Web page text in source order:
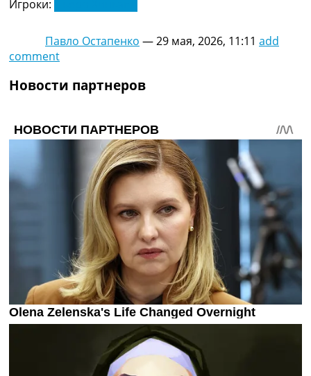
Рейтинги
Коллективный прогноз
Турниры
Украина. Премьер-Лига
Лига Чемпионов
Англия. Премьер Лига
Испания. Ла Лига
Другие Турниры >>>
Таблицы
Таблицы групп Чемпионата Мира
Украина. Премьер-Лига
Украина. Первая Лига
Лига Чемпионов. Таблицы групп
Англия. Премьер-Лига
Испания. Ла Лига
Все таблицы >>>
Рейтинги
Рейтинг стран УЕФА
Рейтинг клубов УЕФА
Рейтинг ФИФА
ТВ программа
Игроки:
Павло Остапенко —29 мая, 2026, 11:11 add
comment
Новости партнеров